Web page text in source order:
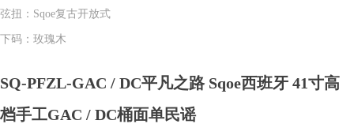
SQ-PFZL-GAC / DC平凡之路 Sqoe西班牙 41寸高
档手工GAC / DC桶面单民谣
弦扭：Sqoe复古开放式
下码：玫瑰木